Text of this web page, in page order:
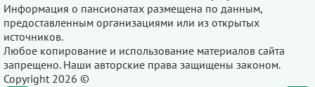
Информация о пансионатах размещена по данным,
предоставленным организациями или из открытых
источников.
Любое копирование и использование материалов сайта
запрещено. Наши авторские права защищены законом.
Copyright 2026 ©